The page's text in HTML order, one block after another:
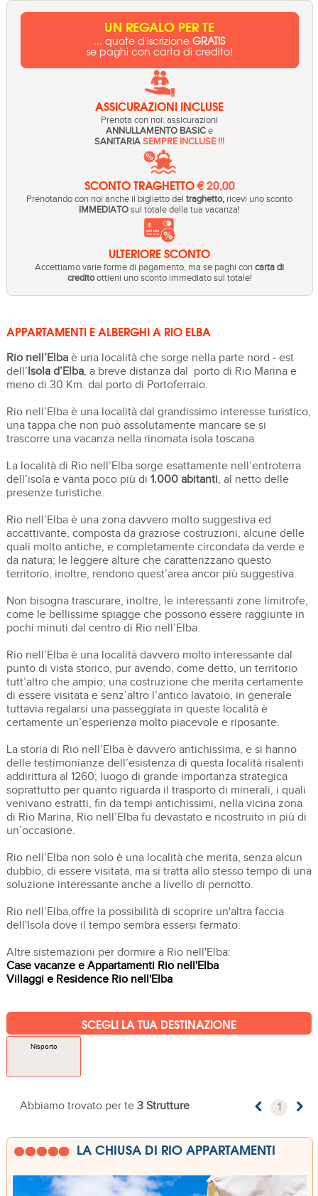
UN REGALO PER TE
... quote d'iscrizioneGRATIS
se paghi con carta di credito!
ASSICURAZIONI INCLUSE
Prenota con noi: assicurazioni
ANNULLAMENTO BASICe
SANITARIASEMPRE INCLUSE !!!
SCONTO TRAGHETTO€ 20,00
Prenotando con noi anche il biglietto deltraghetto, ricevi uno sconto
IMMEDIATOsul totale della tua vacanza!
ULTERIORE SCONTO
Accettiamo varie forme di pagamento, ma se paghi concarta di
creditoottieni uno sconto immediato sul totale!
APPARTAMENTI E ALBERGHI A RIO ELBA
Rio nell’Elbaè una località che sorge nella parte nord - est
dell’Isola d’Elba, a breve distanza dal porto di Rio Marina e
meno di 30 Km. dal porto di Portoferraio.
Rio nell’Elba è una località dal grandissimo interesse turistico,
una tappa che non può assolutamente mancare se si
trascorre una vacanza nella rinomata isola toscana.
La località di Rio nell’Elba sorge esattamente nell’entroterra
dell’isola e vanta poco più di 1.000 abitanti, al netto delle
presenze turistiche.
Rio nell’Elba è una zona davvero molto suggestiva ed
accattivante, composta da graziose costruzioni, alcune delle
quali molto antiche, e completamente circondata da verde e
da natura; le leggere alture che caratterizzano questo
territorio, inoltre, rendono quest’area ancor più suggestiva.
Non bisogna trascurare, inoltre, le interessanti zone limitrofe,
come le bellissime spiagge che possono essere raggiunte in
pochi minuti dal centro di Rio nell’Elba.
Rio nell’Elba è una località davvero molto interessante dal
punto di vista storico, pur avendo, come detto, un territorio
tutt’altro che ampio; una costruzione che merita certamente
di essere visitata e senz’altro l’antico lavatoio, in generale
tuttavia regalarsi una passeggiata in queste località è
certamente un’esperienza molto piacevole e riposante.
La storia di Rio nell’Elba è davvero antichissima, e si hanno
delle testimonianze dell’esistenza di questa località risalenti
addirittura al 1260; luogo di grande importanza strategica
soprattutto per quanto riguarda il trasporto di minerali, i quali
venivano estratti, fin da tempi antichissimi, nella vicina zona
di Rio Marina, Rio nell’Elba fu devastato e ricostruito in più di
un’occasione.
Rio nell’Elba non solo è una località che merita, senza alcun
dubbio, di essere visitata, ma si tratta allo stesso tempo di una
soluzione interessante anche a livello di pernotto.
Rio nell’Elba,offre la possibilità di scoprire un'altra faccia
dell'Isola dove il tempo sembra essersi fermato.
Altre sistemazioni per dormire a Rio nell'Elba:
Case vacanze e Appartamenti Rio nell'Elba
Villaggi e Residence Rio nell'Elba
SCEGLI LA TUA DESTINAZIONE
Nisporto
Abbiamo trovato per te3 Strutture 1
LA CHIUSA DI RIO APPARTAMENTI